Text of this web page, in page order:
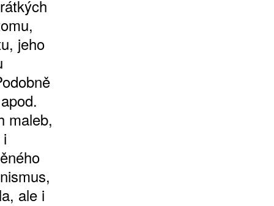
jeho
maleb,
i
ale i